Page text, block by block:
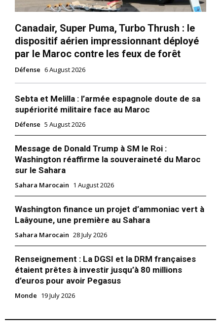
Nous contacter
Formules d’abonnement
Mon compte
Related
Vidéo live : H-3 pour
lancement du satellite
Mohammed VI – A
7 November 2017
Le Polisario traqué par le
satellite Mohammed VI-A
moindres mouvements du
Polisario a déclaré, mercredi
Nations Unies, Omar Hilale.
En se félicitant que le Maroc
a eu la chance d’entrer dans
une nouvelle ère des
technologies de pointe et
grâce…
75 dans la ligne de mire du
satellite Mohammed VI-A
8 November 2017
Canadair, Super Puma, Turbo Thrush : le
dispositif aérien impressionnant déployé
par le Maroc contre les feux de forêt
Défense 6 August 2026
Sebta et Melilla : l’armée espagnole doute de sa
supériorité militaire face au Maroc
Défense 5 August 2026
Message de Donald Trump à SM le Roi :
Washington réaffirme la souveraineté du Maroc
sur le Sahara
Sahara Marocain 1 August 2026
Washington finance un projet d’ammoniac vert à
Laâyoune, une première au Sahara
Sahara Marocain 28 July 2026
Renseignement : La DGSI et la DRM françaises
étaient prêtes à investir jusqu’à 80 millions
d’euros pour avoir Pegasus
Monde 19 July 2026